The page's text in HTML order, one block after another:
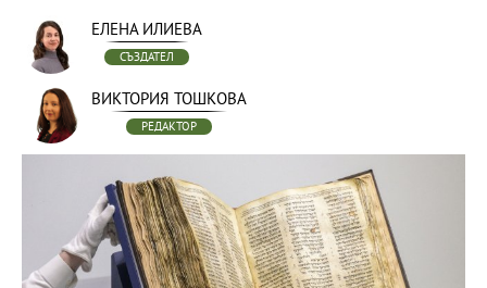
ЕЛЕНА ИЛИЕВА
СЪЗДАТЕЛ
ВИКТОРИЯ ТОШКОВА
РЕДАКТОР